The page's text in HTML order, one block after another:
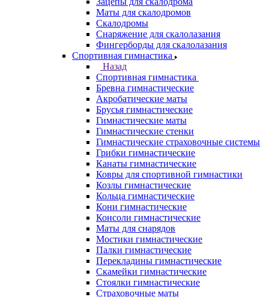
Маты для скалодромов
Скалодромы
Снаряжение для скалолазания
Фингерборды для скалолазания
Спортивная гимнастика
Назад
Спортивная гимнастика
Бревна гимнастические
Акробатические маты
Брусья гимнастические
Гимнастические маты
Гимнастические стенки
Гимнастические страховочные системы
Грибки гимнастические
Канаты гимнастические
Ковры для спортивной гимнастики
Козлы гимнастические
Кольца гимнастические
Кони гимнастические
Консоли гимнастические
Маты для снарядов
Мостики гимнастические
Палки гимнастические
Перекладины гимнастические
Скамейки гимнастические
Стоялки гимнастические
Страховочные маты